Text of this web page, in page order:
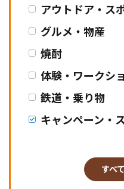
アウトドア・ス
グルメ・物産
焼酎
体験・ワークシ
鉄道・乗り物
キャンペーン・
すべ